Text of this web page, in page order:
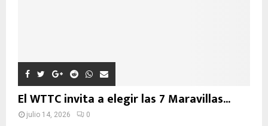
El WTTC invita a elegir las 7 Maravillas...
julio 14, 2026 0